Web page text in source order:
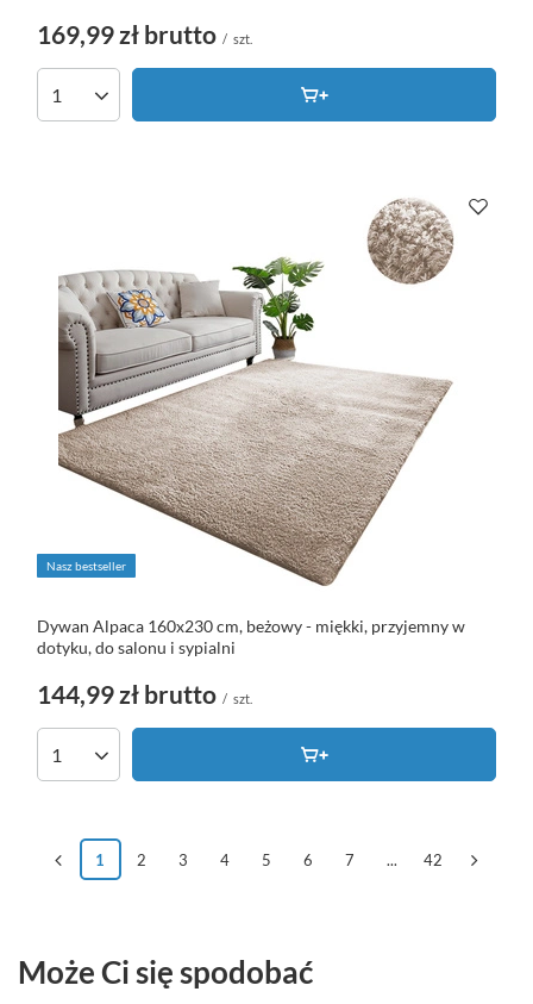
169,99 zł brutto / szt.
Nasz bestseller
Dywan Alpaca 160x230 cm, beżowy - miękki, przyjemny w
dotyku, do salonu i sypialni
144,99 zł brutto / szt.
1 2 3 4 5 6 7 ... 42
Może Ci się spodobać